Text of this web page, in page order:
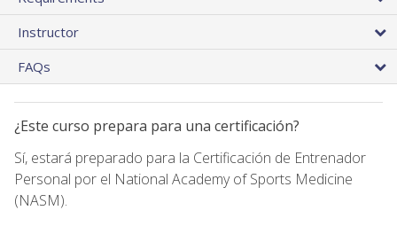
Instructor
FAQs
¿Este curso prepara para una certificación?
Sí, estará preparado para la Certificación de Entrenador
Personal por el National Academy of Sports Medicine
(NASM).